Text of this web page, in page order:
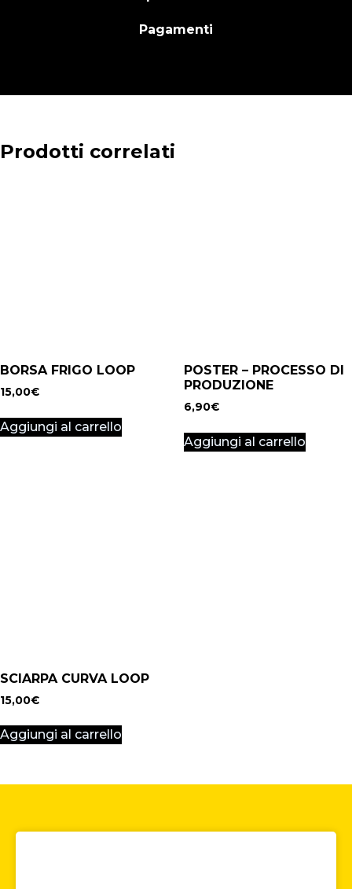
Pagamenti
Prodotti correlati
BORSA FRIGO LOOP
15,00€
Aggiungi al carrello
POSTER – PROCESSO DI
PRODUZIONE
6,90€
Aggiungi al carrello
SCIARPA CURVA LOOP
15,00€
Aggiungi al carrello